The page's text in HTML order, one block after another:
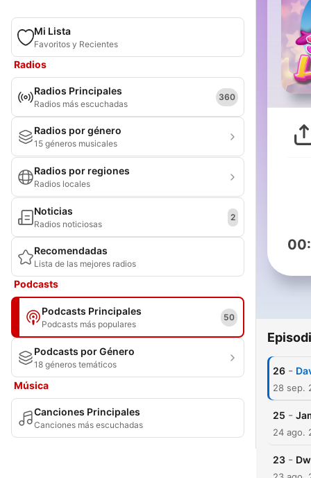
Mi Lista
Favoritos y Recientes
Radios
Radios Principales
Radios más escuchadas
360
Radios por género
15 géneros musicales
Radios por regiones
Radios locales
Noticias
Radios noticiosas
2
Recomendadas
Lista de las mejores radios
Podcasts
Podcasts Principales
Podcasts más populares
50
Podcasts por Género
18 géneros temáticos
Música
Canciones Principales
Canciones más escuchadas
26 -
28 sep.
25 -
24 ago.
23 -